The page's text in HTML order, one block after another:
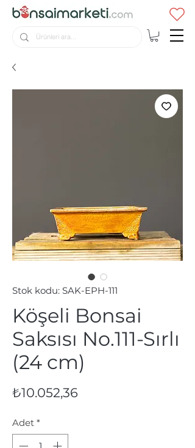
Stok kodu: SAK-EPH-111
Köşeli Bonsai
Saksısı No.111-Sırlı
(24 cm)
₺10.052,36
Adet *